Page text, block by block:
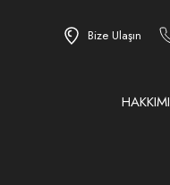
Bize Ulaşın